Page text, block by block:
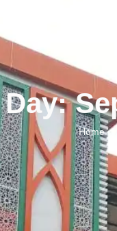
Day:
Home»